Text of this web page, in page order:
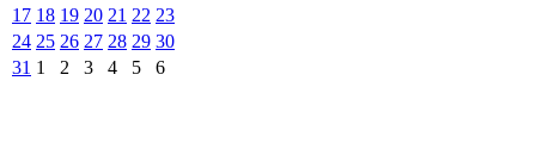
17 18 19 20 21 22 23
24 25 26 27 28 29 30
31 1 2 3 4 5 6